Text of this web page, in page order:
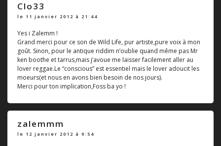
Clo33
le 11 janvier 2012 à 21:44
Yes i Zalemm !
Grand merci pour ce son de Wild Life, pur artiste,pure voix à mon
goût. Sinon, pour le antique riddim n’oublie quand même pas Mr
ken boothe et tarrus,mais j’avoue me laisser facilement aller au
lover reggae.Le “conscious” est essentiel mais le lover adoucit les
moeurs(et nous en avons bien besoin de nos jours).
Merci pour ton implication,Foss ba yo !
zalemmm
le 12 janvier 2012 à 9:54